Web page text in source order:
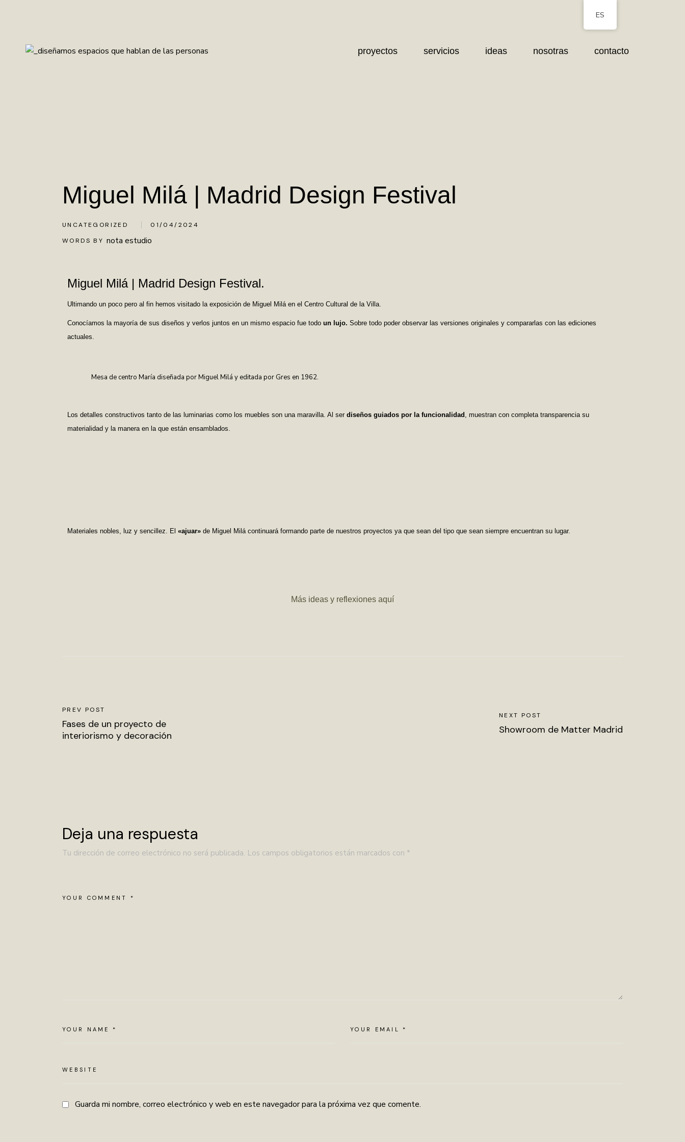
proyectos servicios ideas nosotras contacto
Miguel Milá | Madrid Design Festival
UNCATEGORIZED
01/04/2024
WORDS BY nota estudio
Miguel Milá | Madrid Design Festival.
Ultimando un poco pero al fin hemos visitado la exposición de Miguel Milá en el Centro Cultural de la Villa.
Conocíamos la mayoría de sus diseños y verlos juntos en un mismo espacio fue todo un lujo. Sobre todo poder observar las versiones originales y compararlas con las ediciones
actuales.
Mesa de centro María diseñada por Miguel Milá y editada por Gres en 1962.
Los detalles constructivos tanto de las luminarias como los muebles son una maravilla. Al ser diseños guiados por la funcionalidad , muestran con completa transparencia su
materialidad y la manera en la que están ensamblados.
Materiales nobles, luz y sencillez. El «ajuar» de Miguel Milá continuará formando parte de nuestros proyectos ya que sean del tipo que sean siempre encuentran su lugar.
Más ideas y reflexiones aquí
PREV POST
Fases de un proyecto de
interiorismo y decoración
NEXT POST
Showroom de Matter Madrid
Deja una respuesta
Tu dirección de correo electrónico no será publicada. Los campos obligatorios están marcados con *
Guarda mi nombre, correo electrónico y web en este navegador para la próxima vez que comente.
ES